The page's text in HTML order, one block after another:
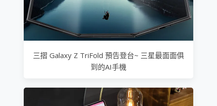
三摺 Galaxy Z TriFold 預告登台~ 三星最面面俱
到的AI手機